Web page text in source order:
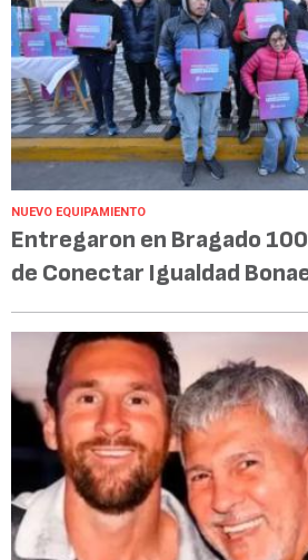
NUEVO EQUIPAMIENTO
Entregaron en Bragado
de Conectar Igualdad